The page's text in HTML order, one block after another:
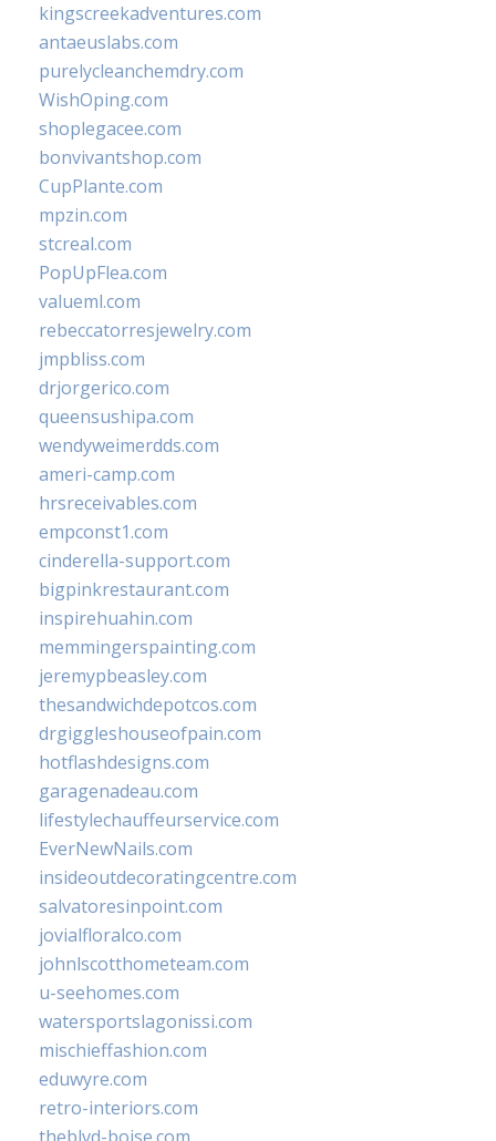
kingscreekadventures.com
antaeuslabs.com
purelycleanchemdry.com
WishOping.com
shoplegacee.com
bonvivantshop.com
CupPlante.com
mpzin.com
stcreal.com
PopUpFlea.com
valueml.com
rebeccatorresjewelry.com
jmpbliss.com
drjorgerico.com
queensushipa.com
wendyweimerdds.com
ameri-camp.com
hrsreceivables.com
empconst1.com
cinderella-support.com
bigpinkrestaurant.com
inspirehuahin.com
memmingerspainting.com
jeremypbeasley.com
thesandwichdepotcos.com
drgiggleshouseofpain.com
hotflashdesigns.com
garagenadeau.com
lifestylechauffeurservice.com
EverNewNails.com
insideoutdecoratingcentre.com
salvatoresinpoint.com
jovialfloralco.com
johnlscotthometeam.com
u-seehomes.com
watersportslagonissi.com
mischieffashion.com
eduwyre.com
retro-interiors.com